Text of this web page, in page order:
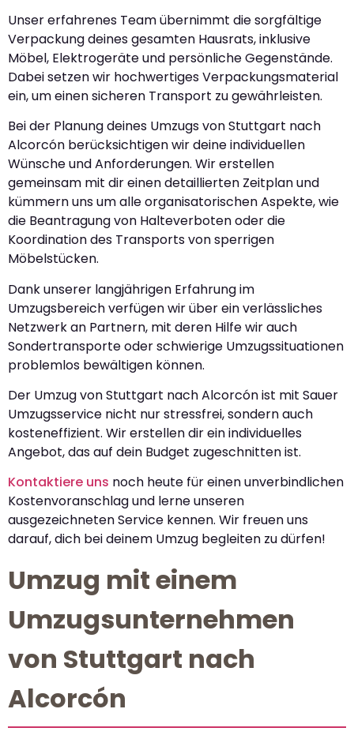
Unser erfahrenes Team übernimmt die sorgfältige
Verpackung deines gesamten Hausrats, inklusive
Möbel, Elektrogeräte und persönliche Gegenstände.
Dabei setzen wir hochwertiges Verpackungsmaterial
ein, um einen sicheren Transport zu gewährleisten.
Bei der Planung deines Umzugs von Stuttgart nach
Alcorcón berücksichtigen wir deine individuellen
Wünsche und Anforderungen. Wir erstellen
gemeinsam mit dir einen detaillierten Zeitplan und
kümmern uns um alle organisatorischen Aspekte, wie
die Beantragung von Halteverboten oder die
Koordination des Transports von sperrigen
Möbelstücken.
Dank unserer langjährigen Erfahrung im
Umzugsbereich verfügen wir über ein verlässliches
Netzwerk an Partnern, mit deren Hilfe wir auch
Sondertransporte oder schwierige Umzugssituationen
problemlos bewältigen können.
Der Umzug von Stuttgart nach Alcorcón ist mit Sauer
Umzugsservice nicht nur stressfrei, sondern auch
kosteneffizient. Wir erstellen dir ein individuelles
Angebot, das auf dein Budget zugeschnitten ist.
Kontaktiere uns noch heute für einen unverbindlichen
Kostenvoranschlag und lerne unseren
ausgezeichneten Service kennen. Wir freuen uns
darauf, dich bei deinem Umzug begleiten zu dürfen!
Umzug mit einem
Umzugsunternehmen
von Stuttgart nach
Alcorcón